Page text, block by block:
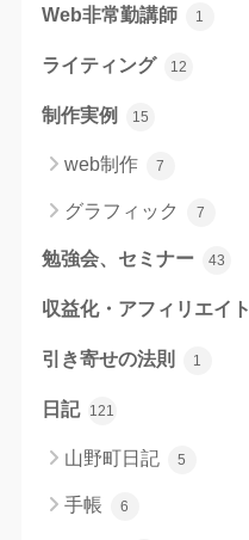
Web非常勤講師 1
ライティング 12
制作実例 15
web制作 7
グラフィック 7
勉強会、セミナー 43
収益化・アフィリエイト
引き寄せの法則 1
日記 121
山野町日記 5
手帳 6